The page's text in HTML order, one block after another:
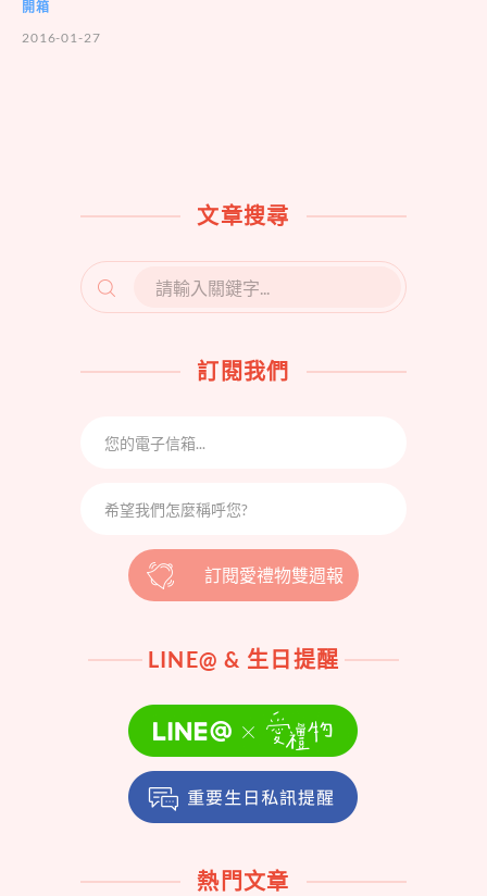
開箱
2016-01-27
文章搜尋
SEARCH
FOR:
訂閱我們
訂閱愛禮物雙週報
LINE@ & 生日提醒
熱門文章